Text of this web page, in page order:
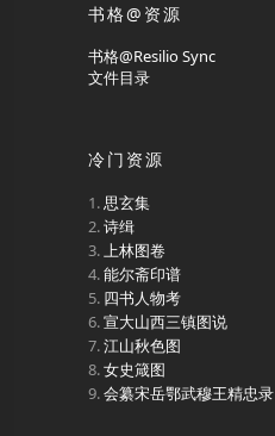
书格@资源
书格@Resilio Sync
文件目录
冷门资源
思玄集
诗缉
上林图卷
能尔斋印谱
四书人物考
宣大山西三镇图说
江山秋色图
女史箴图
会纂宋岳鄂武穆王精忠录